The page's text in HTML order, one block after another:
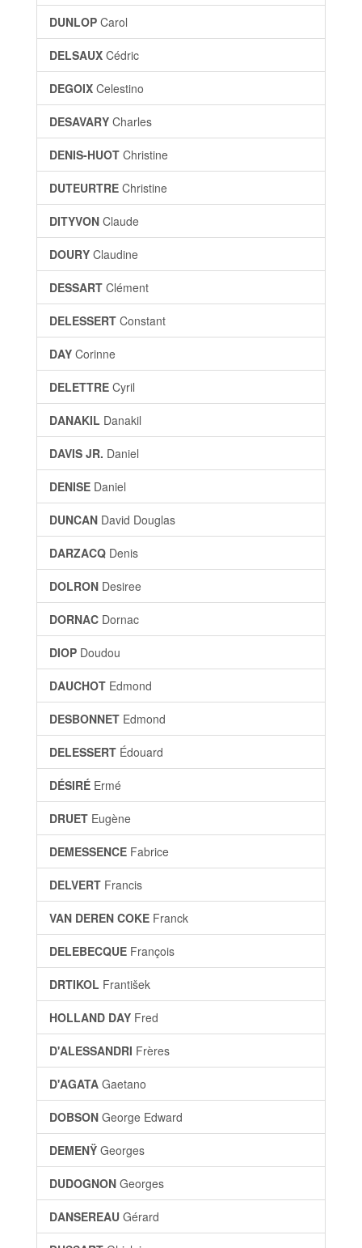
DUNLOP Carol
DELSAUX Cédric
DEGOIX Celestino
DESAVARY Charles
DENIS-HUOT Christine
DUTEURTRE Christine
DITYVON Claude
DOURY Claudine
DESSART Clément
DELESSERT Constant
DAY Corinne
DELETTRE Cyril
DANAKIL Danakil
DAVIS JR. Daniel
DENISE Daniel
DUNCAN David Douglas
DARZACQ Denis
DOLRON Desiree
DORNAC Dornac
DIOP Doudou
DAUCHOT Edmond
DESBONNET Edmond
DELESSERT Édouard
DÉSIRÉ Ermé
DRUET Eugène
DEMESSENCE Fabrice
DELVERT Francis
VAN DEREN COKE Franck
DELEBECQUE François
DRTIKOL František
HOLLAND DAY Fred
D'ALESSANDRI Frères
D'AGATA Gaetano
DOBSON George Edward
DEMENŸ Georges
DUDOGNON Georges
DANSEREAU Gérard